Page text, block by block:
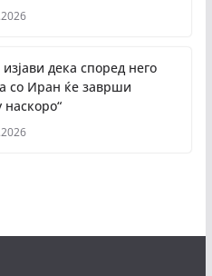
дека според него
со Иран ќе заврши
наскоро“